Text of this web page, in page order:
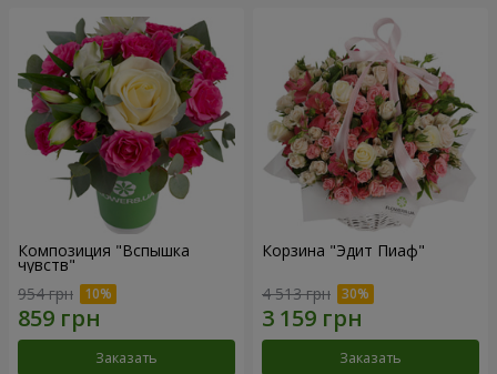
Композиция "Вспышка
чувств"
954 грн
Заказать
Корзина "Эдит Пиаф"
4 513 грн
Заказать